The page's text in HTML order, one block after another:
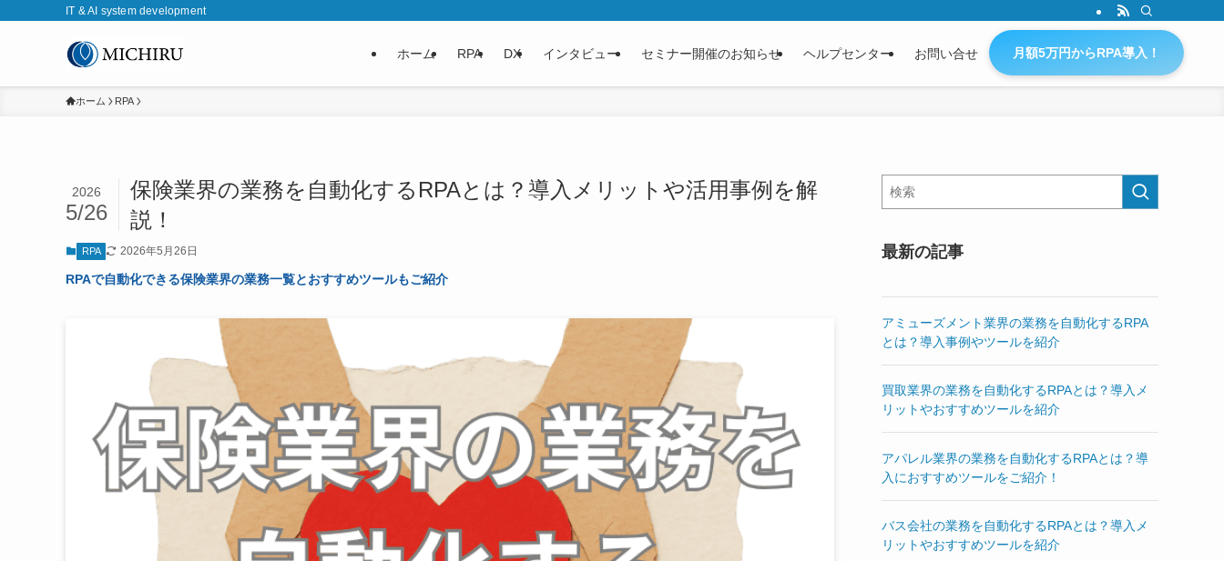
IT & AI system development
ホーム RPA DX インタビュー セミナー開催のお知らせ ヘルプセンター お問い合せ 月額5万円からRPA導入！
ホーム RPA
保険業界の業務を自動化するRPAとは？導入メリットや活用事例を解
説！
2026
5/26
RPA 2026年5月26日
RPAで自動化できる保険業界の業務一覧とおすすめツールもご紹介
最新の記事
アミューズメント業界の業務を自動化するRPA
とは？導入事例やツールを紹介
買取業界の業務を自動化するRPAとは？導入メ
リットやおすすめツールを紹介
アパレル業界の業務を自動化するRPAとは？導
入におすすめツールをご紹介！
バス会社の業務を自動化するRPAとは？導入メ
リットやおすすめツールを紹介